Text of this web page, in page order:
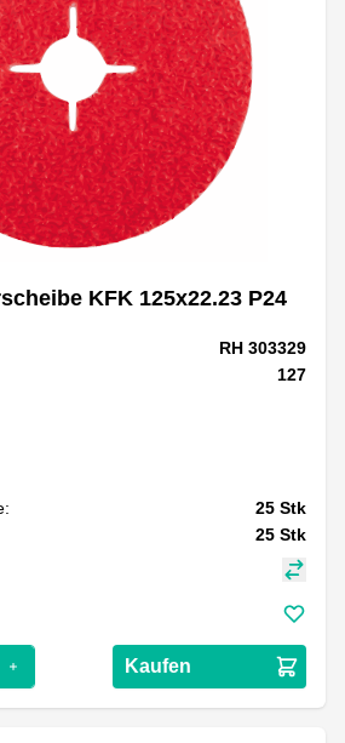
KFK 125x22.23 P24
RH 303329
127
25 Stk
25 Stk
Kaufen